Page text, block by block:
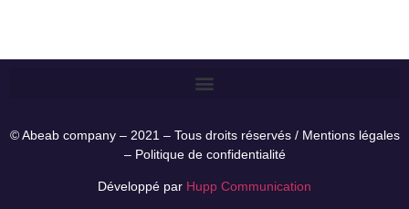
© Abeab company – 2021 – Tous droits réservés / Mentions légales
– Politique de confidentialité
Développé par Hupp Communication